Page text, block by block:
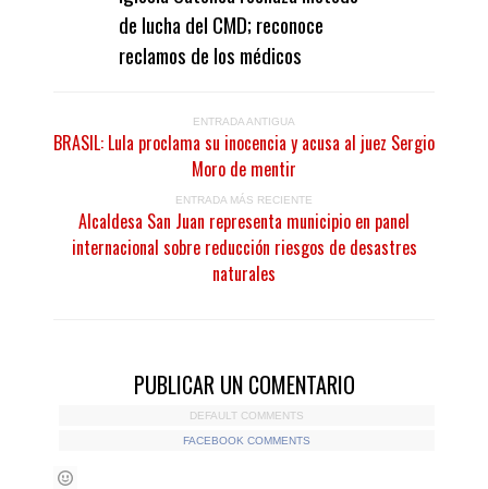
de lucha del CMD; reconoce
reclamos de los médicos
ENTRADA ANTIGUA
BRASIL: Lula proclama su inocencia y acusa al juez Sergio
Moro de mentir
ENTRADA MÁS RECIENTE
Alcaldesa San Juan representa municipio en panel
internacional sobre reducción riesgos de desastres
naturales
PUBLICAR UN COMENTARIO
DEFAULT COMMENTS
FACEBOOK COMMENTS